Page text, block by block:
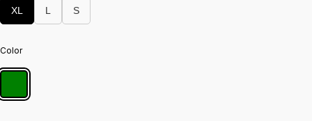
XL L S
Color